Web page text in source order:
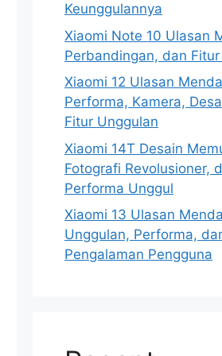
Keunggulannya
Xiaomi Note 10 Ulasan
Perbandingan, dan
Xiaomi 12 Ulasan
Performa, Kamera,
Fitur Unggulan
Xiaomi 14T Desain
Fotografi Revolusioner,
Performa Unggul
Xiaomi 13 Ulasan
Unggulan, Performa,
Pengalaman Pengguna